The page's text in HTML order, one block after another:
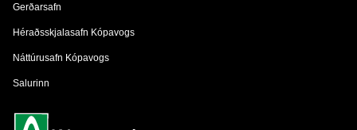
Gerðarsafn
Héraðsskjalasafn Kópavogs
Náttúrusafn Kópavogs
Salurinn